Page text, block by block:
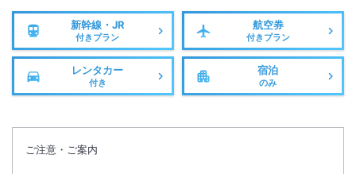
新幹線・JR
付きプラン
航空券
付きプラン
レンタカー
付き
宿泊
のみ
ご注意・ご案内